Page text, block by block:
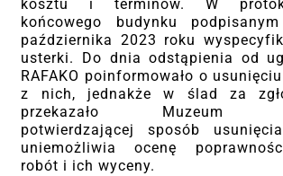
kosztu i terminów. W
końcowego budynku
października 2023 roku
usterki. Do dnia odstąpienia od
RAFAKO poinformowało o
z nich, jednakże w ślad za
przekazało Muzeum
potwierdzającej sposób
uniemożliwia ocenę
robót i ich wyceny.